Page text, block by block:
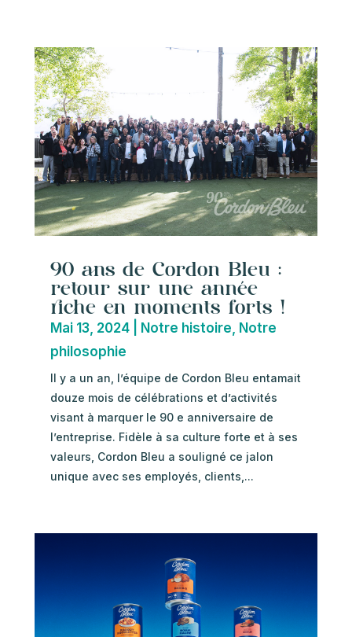
90 ans de Cordon Bleu :
retour sur une année
riche en moments forts !
Mai 13, 2024| Notre histoire, Notre
philosophie
Il y a un an, l’équipe de Cordon Bleu entamait
douze mois de célébrations et d’activités
visant à marquer le 90 e anniversaire de
l’entreprise. Fidèle à sa culture forte et à ses
valeurs, Cordon Bleu a souligné ce jalon
unique avec ses employés, clients,...